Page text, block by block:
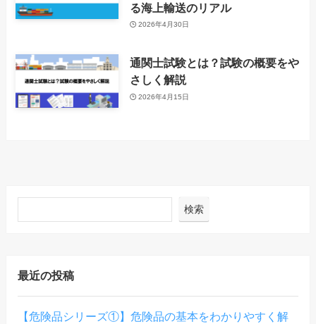
る海上輸送のリアル
2026年4月30日
通関士試験とは？試験の概要をや
さしく解説
2026年4月15日
検索
最近の投稿
【危険品シリーズ①】危険品の基本をわかりやすく解